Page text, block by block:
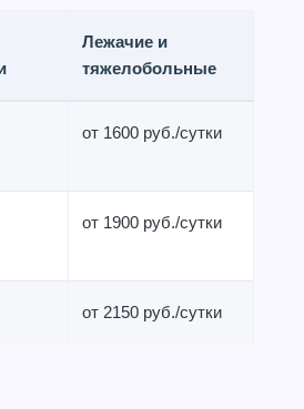
Лежачие и
тяжелобольные
от 1600 руб./сутки
от 1900 руб./сутки
от 2150 руб./сутки